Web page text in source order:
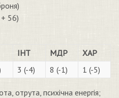
56)
ІНТ МДР
ХАР
3 (-4) 8 (-1) 1 (-5)
отрута, психічна енергія;